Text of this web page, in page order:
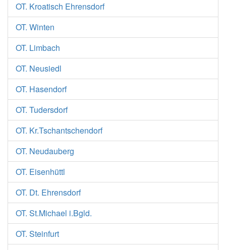
OT. Kroatisch Ehrensdorf
OT. Winten
OT. Limbach
OT. Neusiedl
OT. Hasendorf
OT. Tudersdorf
OT. Kr.Tschantschendorf
OT. Neudauberg
OT. Eisenhüttl
OT. Dt. Ehrensdorf
OT. St.Michael i.Bgld.
OT. Steinfurt